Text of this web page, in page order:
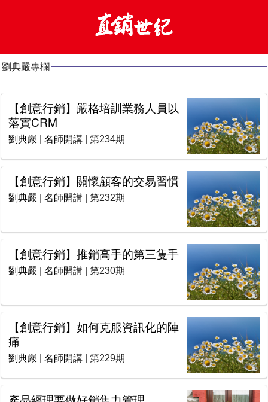
劉典嚴專欄
【創意行銷】嚴格培訓業務人員以
落實CRM
劉典嚴 名師開講 | 第234期
【創意行銷】關懷顧客的交易習慣
劉典嚴 名師開講 | 第232期
【創意行銷】推銷高手的第三隻手
劉典嚴 名師開講 | 第230期
【創意行銷】如何克服資訊化的陣
痛
劉典嚴 名師開講 | 第229期